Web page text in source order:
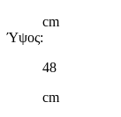
cm
Ύψος:
48
cm